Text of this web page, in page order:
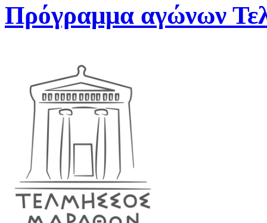
Πρόγραμμα αγώνων